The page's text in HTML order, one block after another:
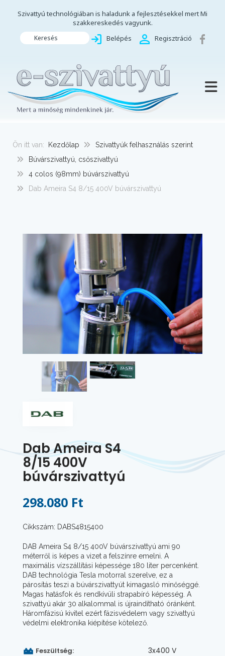
Szivattyú technológiában is haladunk a fejlesztésekkel mert Mi
szakkereskedés vagyunk.
Keresés Belépés Regisztráció
Ön itt van: Kezdőlap
Szivattyúk felhasználás szerint
Búvárszivattyú, csőszivattyú
4 colos (98mm) búvárszivattyú
Dab Ameira S4 8/15 400V búvárszivattyú
Dab Ameira S4
8/15 400V
búvárszivattyú
298.080 Ft
Cikkszám: DABS4815400
DAB Ameira S4 8/15 400V búvárszivattyú ami 90
méterről is képes a vizet a felszínre emelni. A
maximális vízszállítási képessége 180 liter percenként.
DAB technológia Tesla motorral szerelve, ez a
párosítás teszi a búvárszivattyút kimagasló minőséggé.
Magas hatásfok és rendkívüli strapabíró képesség. A
szivattyú akár 30 alkalommal is újraindítható óránként.
Háromfázisú kivitel ezért fázisvédelem vagy szivattyú
védelmi elektronika kiépítése kötelező.
Feszültség: 3x400 V